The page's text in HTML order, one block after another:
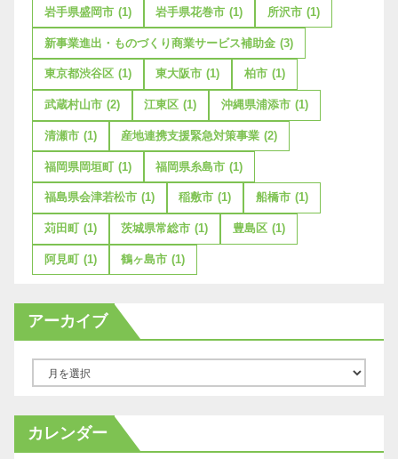
岩手県盛岡市 (1) 岩手県花巻市 (1) 所沢市 (1)
新事業進出・ものづくり商業サービス補助金 (3)
東京都渋谷区 (1) 東大阪市 (1) 柏市 (1)
武蔵村山市 (2) 江東区 (1) 沖縄県浦添市 (1)
清瀬市 (1) 産地連携支援緊急対策事業 (2)
福岡県岡垣町 (1) 福岡県糸島市 (1)
福島県会津若松市 (1) 稲敷市 (1) 船橋市 (1)
苅田町 (1) 茨城県常総市 (1) 豊島区 (1)
阿見町 (1) 鶴ヶ島市 (1)
アーカイブ
カ
イ
カレンダー